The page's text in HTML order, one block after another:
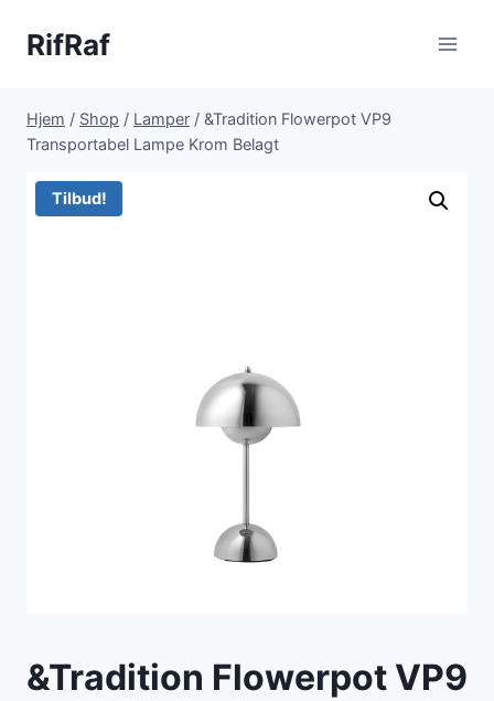
RifRaf
Hjem / Shop / Lamper / &Tradition Flowerpot VP9
Transportabel Lampe Krom Belagt
Tilbud!
&Tradition Flowerpot VP9